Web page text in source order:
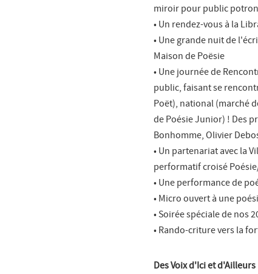
miroir pour public
• Un rendez-vous à la
• Une grande nuit de
Maison de Poësie
• Une journée de
public, faisant se
Poët), national (marché
de Poésie Junior) ! Des
Bonhomme, Olivier
• Un partenariat avec la
performatif croisé
• Une performance de
• Micro ouvert à une
• Soirée spéciale de nos
• Rando-criture vers la
Des Voix d'Ici et d'Ailleurs